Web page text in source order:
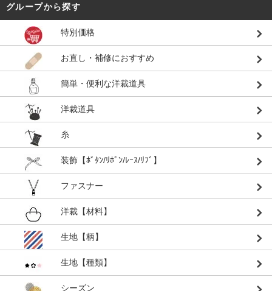
グループから探す
特別価格
お直し・補修におすすめ
簡単・便利な洋裁道具
洋裁道具
糸
装飾【ﾎﾞﾀﾝ/ﾘﾎﾞﾝ/ﾚｰｽ/ﾘﾌﾞ】
ファスナー
洋裁【材料】
生地【柄】
生地【種類】
シーズン